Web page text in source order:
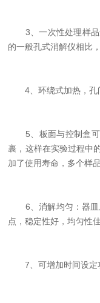
3、一次性处理样品
的一般孔式消解仪相比
4、环绕式加热，孔
5、板面与控制盒可
裹，这样在实验过程中
加了使用寿命，多个样
6、消解均匀：器皿
点，稳定性好，均匀性佳
7、可增加时间设定